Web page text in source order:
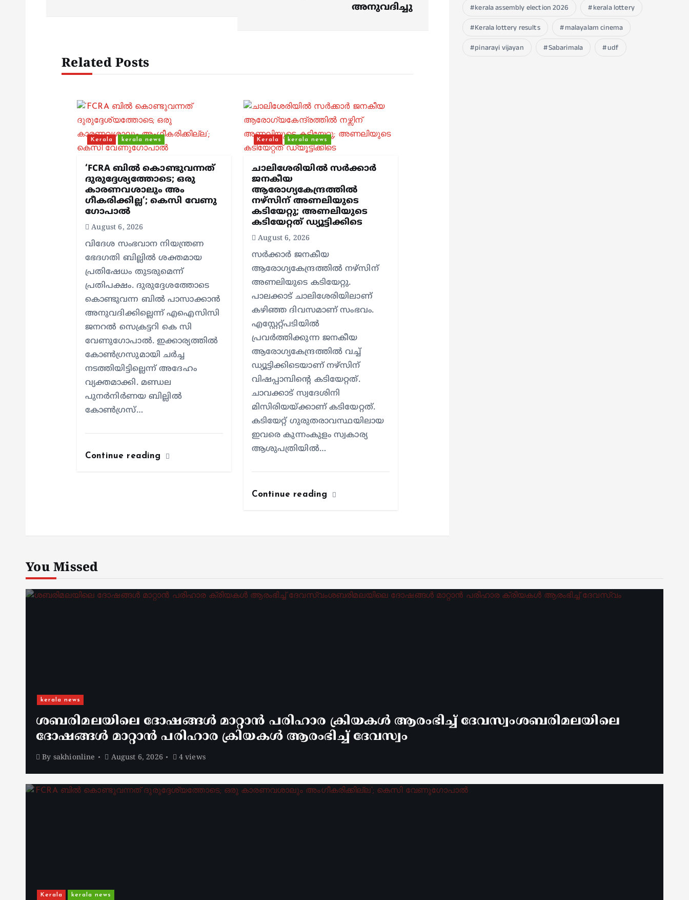
അനുവദിച്ചു
Related Posts
Kerala kerala news
‘FCRA ബിൽ കൊണ്ടുവന്നത്
ദുരുദ്ദേശ്യത്തോടെ; ഒരു
കാരണവശാലും അം​
ഗീകരിക്കില്ല’; കെസി വേണു​
ഗോപാൽ
August 6, 2026
വിദേശ സംഭവാന നിയന്ത്രണ
ഭേദഗതി ബില്ലിൽ ശക്തമായ
പ്രതിഷേധം തുടരുമെന്ന്
പ്രതിപക്ഷം. ദുരുദ്ദേശത്തോടെ
കൊണ്ടുവന്ന ബിൽ പാസാക്കാൻ
അനുവദിക്കില്ലെന്ന് എഐസിസി
ജനറൽ സെക്രട്ടറി കെ സി
വേണുഗോപാൽ. ഇക്കാര്യത്തിൽ
കോൺഗ്രസുമായി ചർച്ച
നടത്തിയിട്ടില്ലെന്ന് അദേഹം
വ്യക്തമാക്കി. മണ്ഡല
പുനർനിർണയ ബില്ലിൽ
കോൺഗ്രസ്…
Continue reading
Kerala kerala news
ചാലിശേരിയില്‍ സര്‍ക്കാര്‍
ജനകീയ
ആരോഗ്യകേന്ദ്രത്തില്‍
നഴ്സിന് അണലിയുടെ
കടിയേറ്റു; അണലിയുടെ
കടിയേറ്റത് ഡ്യൂട്ടിക്കിടെ
August 6, 2026
സര്‍ക്കാര്‍ ജനകീയ
ആരോഗ്യകേന്ദ്രത്തില്‍ നഴ്സിന്
അണലിയുടെ കടിയേറ്റു.
പാലക്കാട് ചാലിശേരിയിലാണ്
കഴിഞ്ഞ ദിവസമാണ് സംഭവം.
എസ്റ്റേറ്റ്പടിയില്‍
പ്രവര്‍ത്തിക്കുന്ന ജനകീയ
ആരോഗ്യകേന്ദ്രത്തില്‍ വച്ച്
ഡ്യൂട്ടിക്കിടെയാണ് നഴ്സിന്
വിഷപ്പാമ്പിന്റെ കടിയേറ്റത്.
ചാവക്കാട് സ്വദേശിനി
മിസിരിയയ്ക്കാണ് കടിയേറ്റത്.
കടിയേറ്റ് ഗുരുതരാവസ്ഥയിലായ
ഇവരെ കുന്നംകുളം സ്വകാര്യ
ആശുപത്രിയില്‍…
Continue reading
kerala assembly election 2026
kerala lottery
Kerala lottery results
malayalam cinema
pinarayi vijayan
Sabarimala udf
You Missed
kerala news
ശബരിമലയിലെ ദോഷങ്ങൾ മാറ്റാൻ പരിഹാര ക്രിയകൾ ആരംഭിച്ച് ദേവസ്വംശബരിമലയിലെ
ദോഷങ്ങൾ മാറ്റാൻ പരിഹാര ക്രിയകൾ ആരംഭിച്ച് ദേവസ്വം
By sakhionline August 6, 2026 4 views
Kerala kerala news